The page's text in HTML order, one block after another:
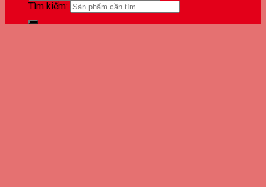
Tìm kiếm: